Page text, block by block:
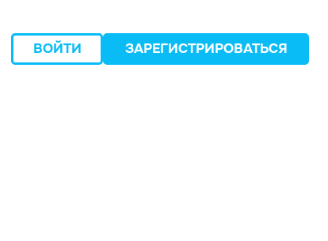
ВОЙТИ ЗАРЕГИСТРИРОВАТЬСЯ